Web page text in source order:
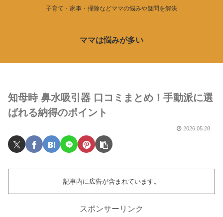
子育て・家事・掃除などママの悩みや疑問を解決
ママは悩みが多い
知母時 鼻水吸引器 口コミまとめ！手動派に選
ばれる納得のポイント
2026.05.28
記事内に広告が含まれています。
スポンサーリンク